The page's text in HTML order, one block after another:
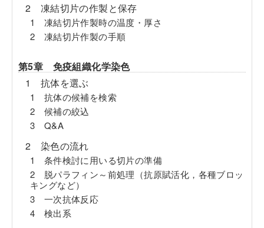
2 凍結切片の作製と保存
1 凍結切片作製時の温度・厚さ
2 凍結切片作製の手順
第5章 免疫組織化学染色
1 抗体を選ぶ
1 抗体の候補を検索
2 候補の絞込
3 Q&A
2 染色の流れ
1 条件検討に用いる切片の準備
2 脱パラフィン～前処理（抗原賦活化，各種ブロッ
キングなど）
3 一次抗体反応
4 検出系